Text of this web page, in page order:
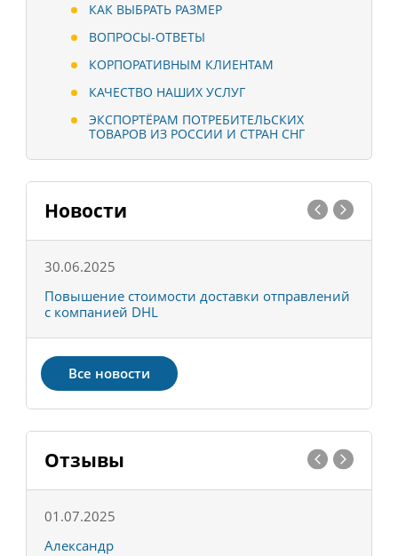
КАК ВЫБРАТЬ РАЗМЕР
ВОПРОСЫ-ОТВЕТЫ
КОРПОРАТИВНЫМ КЛИЕНТАМ
КАЧЕСТВО НАШИХ УСЛУГ
ЭКСПОРТЁРАМ ПОТРЕБИТЕЛЬСКИХ
ТОВАРОВ ИЗ РОССИИ И СТРАН СНГ
Новости
30.06.2025
Повышение стоимости доставки отправлений
с компанией DHL
Все новости
Отзывы
01.07.2025
Александр